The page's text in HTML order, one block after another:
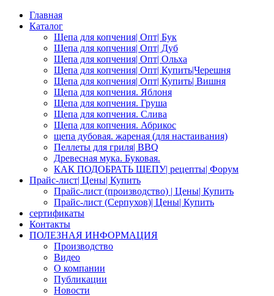
Главная
Каталог
Щепа для копчения| Опт| Бук
Щепа для копчения| Опт| Дуб
Щепа для копчения| Опт| Ольха
Щепа для копчения| Опт| Купить|Черешня
Щепа для копчения| Опт| Купить| Вишня
Щепа для копчения. Яблоня
Щепа для копчения. Груша
Щепа для копчения. Слива
Щепа для копчения. Абрикос
щепа дубовая. жареная (для настаивания)
Пеллеты для гриля| BBQ
Древесная мука. Буковая.
КАК ПОДОБРАТЬ ЩЕПУ| рецепты| Форум
Прайс-лист| Цены| Купить
Прайс-лист (производство) | Цены| Купить
Прайс-лист (Серпухов)| Цены| Купить
сертификаты
Контакты
ПОЛЕЗНАЯ ИНФОРМАЦИЯ
Производство
Видео
О компании
Публикации
Новости